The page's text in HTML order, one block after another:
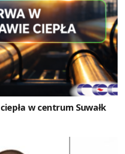
w centrum Suwałk